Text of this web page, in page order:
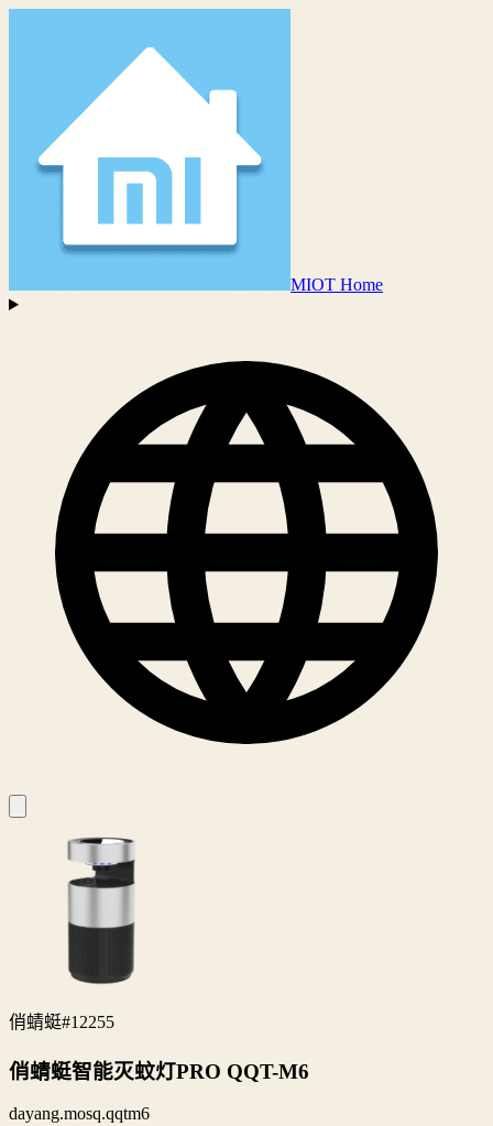
MIOT Home
俏蜻蜓#12255
俏蜻蜓智能灭蚊灯PRO QQT-M6
dayang.mosq.qqtm6